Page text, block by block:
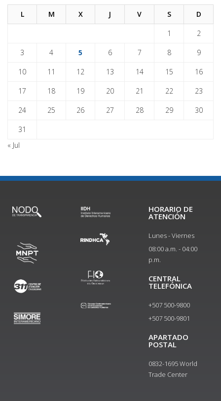
L M X J V S D
1 2
3 4 5 6 7 8 9
10 11 12 13 14 15 16
17 18 19 20 21 22 23
24 25 26 27 28 29 30
31
« Jul
HORARIO DE
ATENCIÓN
Lunes - Viernes
08:00 a.m. - 04:00
p.m.
CENTRAL
TELEFÓNICA
+507 500-9800
+507 500-9801​
APARTADO
POSTAL
0832-1695 World
Trade Center